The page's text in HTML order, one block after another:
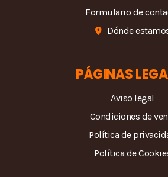
Formulario de
Dónde
PÁGINAS
Aviso legal
Condiciones de
Política de
Política de